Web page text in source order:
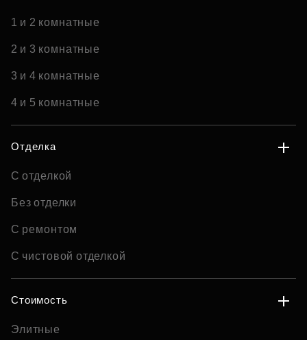
1 и 2 комнатные
2 и 3 комнатные
3 и 4 комнатные
4 и 5 комнатные
Отделка
С отделкой
Без отделки
С ремонтом
С чистовой отделкой
Стоимость
Элитные